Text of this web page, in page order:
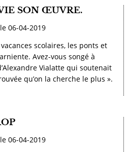
SON ŒUVRE.
06-04-2019
scolaires, les ponts et
Avez-vous songé à
Vialatte qui soutenait
qu’on la cherche le plus ».
06-04-2019